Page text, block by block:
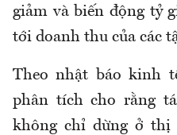
giảm và biến động tỷ
tới doanh thu của các
Theo nhật báo kinh
phân tích cho rằng
không chỉ dừng ở thị